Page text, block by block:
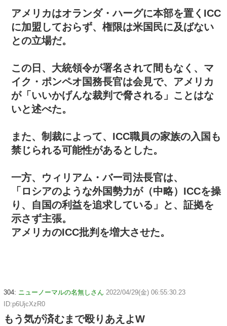
アメリカはオランダ・ハーグに本部を置くICC
に加盟しておらず、権限は米国民に及ばない
との立場だ。
この日、大統領令が署名されて間もなく、マ
イク・ポンペオ国務長官は会見で、アメリカ
が「いいかげんな裁判で脅される」ことはな
いと述べた。
また、制裁によって、ICC職員の家族の入国も
禁じられる可能性があるとした。
一方、ウィリアム・バー司法長官は、
「ロシアのような外国勢力が（中略）ICCを操
り、自国の利益を追求している」と、証拠を
示さず主張。
アメリカのICC批判を増大させた。
304: ニューノーマルの名無しさん 2022/04/29(金) 06:55:30.23
ID:p6UjcXzR0
もう気が済むまで殴りあえよW